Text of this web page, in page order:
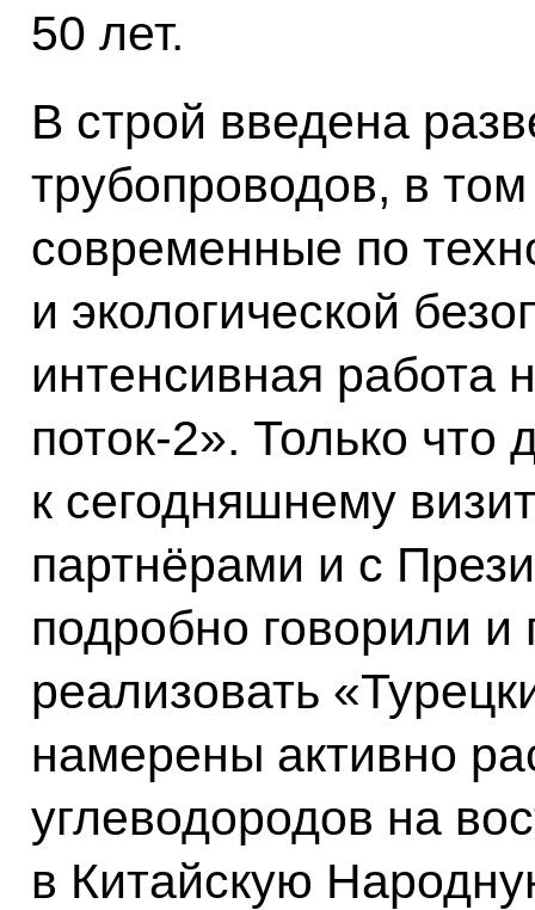
50 лет.
В строй введена
трубопроводов, в
современные по
и экологической
интенсивная работа
поток‑2». Только что
к сегодняшнему
партнёрами и с
подробно говорили
реализовать
намерены активно
углеводородов на
в Китайскую